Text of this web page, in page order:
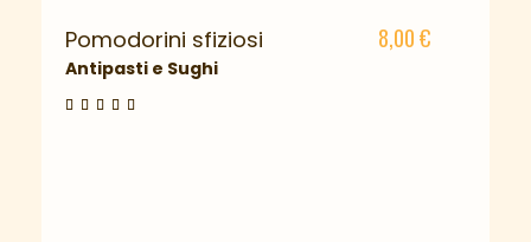
Pomodorini sfiziosi
Antipasti e Sughi
8,00€